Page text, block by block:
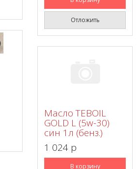
Отложить
Масло TEBOIL
GOLD L (5w-30)
син 1л (бенз.)
1 024 p
В корзину